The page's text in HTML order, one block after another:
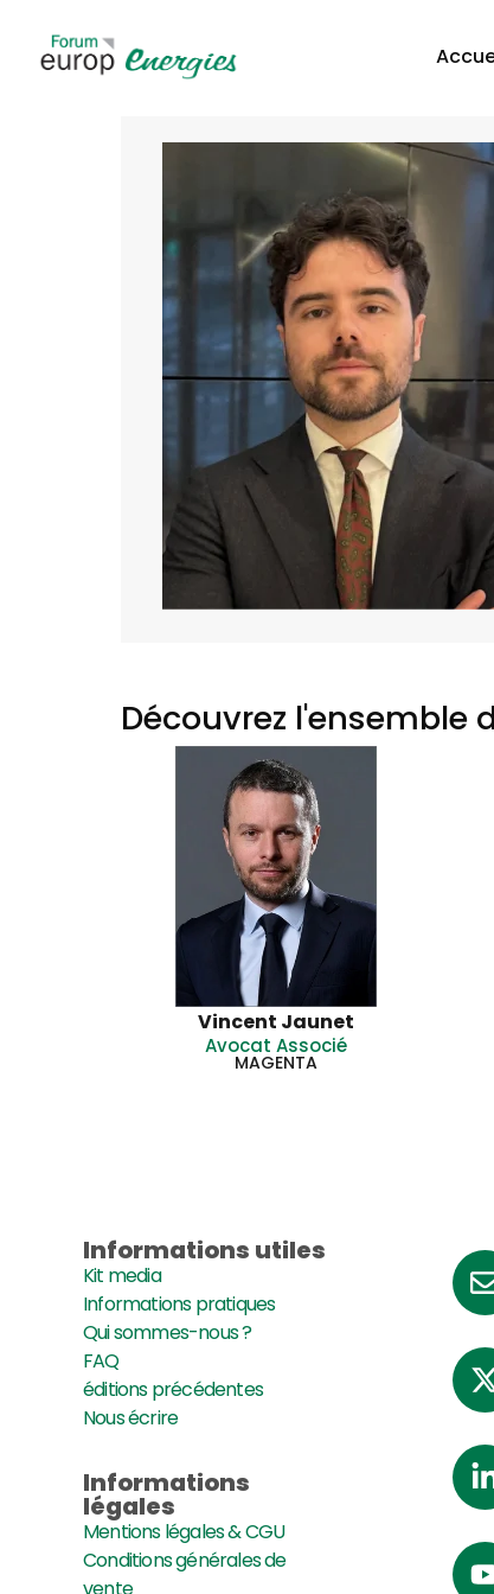
Découvrez l'ensemble
Vincent Jaunet
Avocat Associé
MAGENTA
Informations utiles
Kit media
Informations pratiques
Qui sommes-nous ?
FAQ
éditions précédentes
Nous écrire
Informations
légales
Mentions légales & CGU
Conditions générales de